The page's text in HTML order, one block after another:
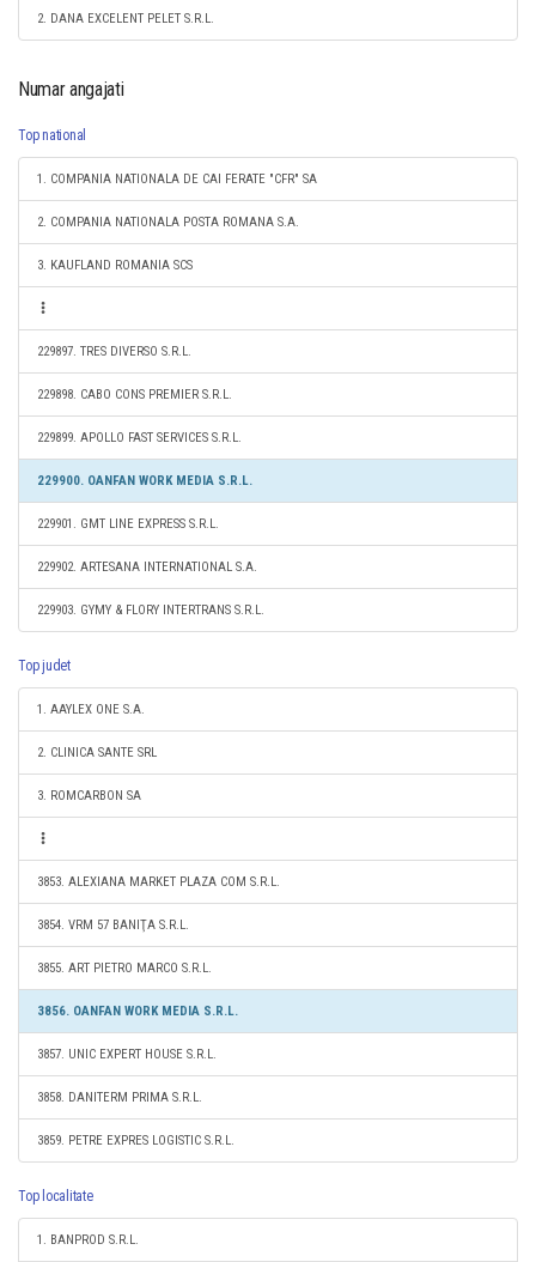
2. DANA EXCELENT PELET S.R.L.
Numar angajati
Top national
1. COMPANIA NATIONALA DE CAI FERATE "CFR" SA
2. COMPANIA NATIONALA POSTA ROMANA S.A.
3. KAUFLAND ROMANIA SCS
229897. TRES DIVERSO S.R.L.
229898. CABO CONS PREMIER S.R.L.
229899. APOLLO FAST SERVICES S.R.L.
229900. OANFAN WORK MEDIA S.R.L.
229901. GMT LINE EXPRESS S.R.L.
229902. ARTESANA INTERNATIONAL S.A.
229903. GYMY & FLORY INTERTRANS S.R.L.
Top judet
1. AAYLEX ONE S.A.
2. CLINICA SANTE SRL
3. ROMCARBON SA
3853. ALEXIANA MARKET PLAZA COM S.R.L.
3854. VRM 57 BANIŢA S.R.L.
3855. ART PIETRO MARCO S.R.L.
3856. OANFAN WORK MEDIA S.R.L.
3857. UNIC EXPERT HOUSE S.R.L.
3858. DANITERM PRIMA S.R.L.
3859. PETRE EXPRES LOGISTIC S.R.L.
Top localitate
1. BANPROD S.R.L.